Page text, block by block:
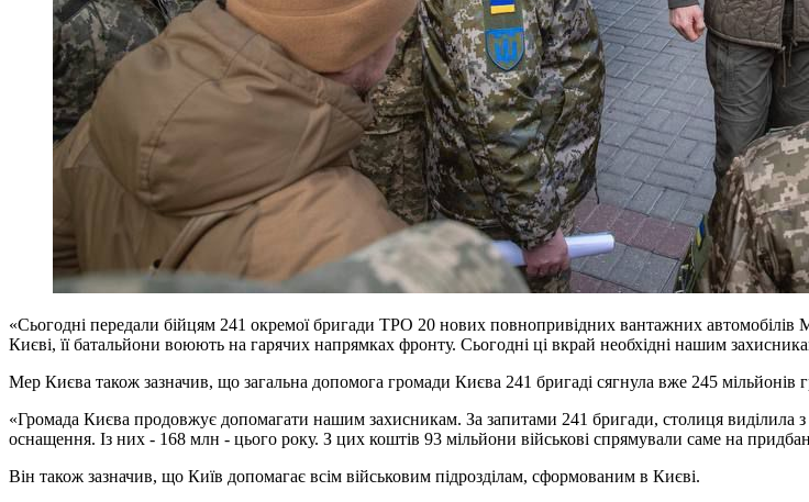
«Сьогодні передали бійцям 241 окремої бригади ТРО 20 нових повнопривідних вантажних
Києві, її батальйони воюють на гарячих напрямках фронту. Сьогодні ці вкрай необхідні нашим
Мер Києва також зазначив, що загальна допомога громади Києва 241 бригаді сягнула вже 245 мільйонів
«Громада Києва продовжує допомагати нашим захисникам. За запитами 241 бригади, столиця виділила
оснащення. Із них - 168 млн - цього року. З цих коштів 93 мільйони військові спрямували саме на
Він також зазначив, що Київ допомагає всім військовим підрозділам, сформованим в Києві.